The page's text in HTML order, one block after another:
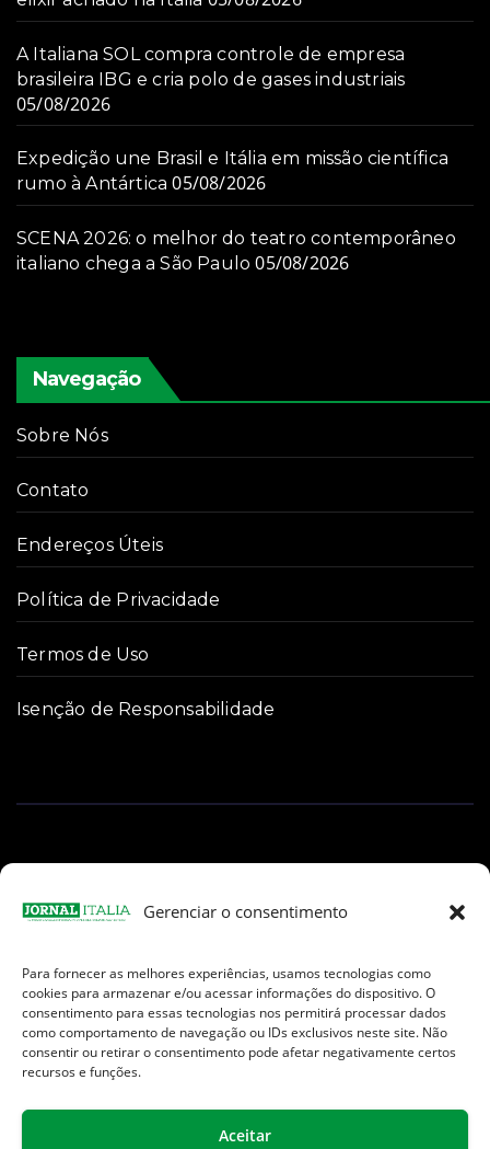
Gerenciar o consentimento
Para fornecer as melhores experiências, usamos tecnologias como
cookies para armazenar e/ou acessar informações do dispositivo. O
consentimento para essas tecnologias nos permitirá processar dados
como comportamento de navegação ou IDs exclusivos neste site. Não
consentir ou retirar o consentimento pode afetar negativamente certos
recursos e funções.
Aceitar
A Italiana SOL compra controle de empresa
brasileira IBG e cria polo de gases industriais
05/08/2026
Expedição une Brasil e Itália em missão científica
rumo à Antártica 05/08/2026
SCENA 2026: o melhor do teatro contemporâneo
italiano chega a São Paulo 05/08/2026
Navegação
Sobre Nós
Contato
Endereços Úteis
Política de Privacidade
Termos de Uso
Isenção de Responsabilidade
Facebook
Instagram
TikTokYoutube
E-
mail
Jornal Italia é uma Marca registrada internacionalmente da We